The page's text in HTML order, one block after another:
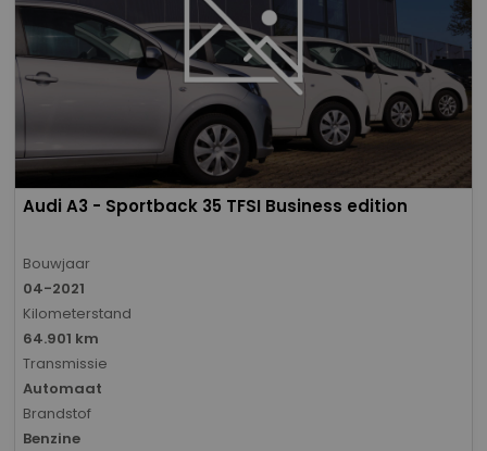
Audi A3 - Sportback 35 TFSI Business edition
Bouwjaar
04-2021
Kilometerstand
64.901 km
Transmissie
Automaat
Brandstof
Benzine